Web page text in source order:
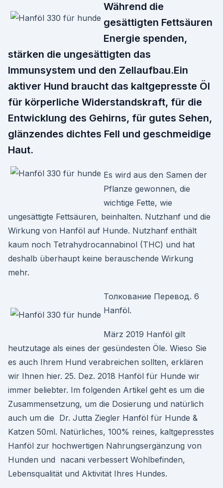
Während die
gesättigten Fettsäuren
Energie spenden,
stärken die ungesättigten das
Immunsystem und den Zellaufbau.Ein
aktiver Hund braucht das kaltgepresste Öl
für körperliche Widerstandskraft, für die
Entwicklung des Gehirns, für gutes Sehen,
glänzendes dichtes Fell und geschmeidige
Haut.
Es wird aus den Samen der
Pflanze gewonnen, die
wichtige Fette, wie
ungesättigte Fettsäuren, beinhalten. Nutzhanf und die
Wirkung von Hanföl auf Hunde. Nutzhanf enthält
kaum noch Tetrahydrocannabinol (THC) und hat
deshalb überhaupt keine berauschende Wirkung
mehr.
Толкование Перевод. 6
Hanföl.
März 2019 Hanföl gilt
heutzutage als eines der gesündesten Öle. Wieso Sie
es auch Ihrem Hund verabreichen sollten, erklären
wir Ihnen hier. 25. Dez. 2018 Hanföl für Hunde wir
immer beliebter. Im folgenden Artikel geht es um die
Zusammensetzung, um die Dosierung und natürlich
auch um die Dr. Jutta Ziegler Hanföl für Hunde &
Katzen 50ml. Natürliches, 100% reines, kaltgepresstes
Hanföl zur hochwertigen Nahrungsergänzung von
Hunden und nacani verbessert Wohlbefinden,
Lebensqualität und Aktivität Ihres Hundes.